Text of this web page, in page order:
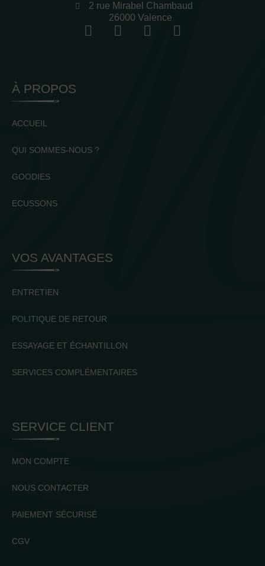
2 rue Mirabel Chambaud
26000 Valence
À PROPOS
ACCUEIL
QUI SOMMES-NOUS ?
GOODIES
ECUSSONS
VOS AVANTAGES
ENTRETIEN
POLITIQUE DE RETOUR
ESSAYAGE ET ÉCHANTILLON
SERVICES COMPLÉMENTAIRES
SERVICE CLIENT
MON COMPTE
NOUS CONTACTER
PAIEMENT SÉCURISÉ
CGV